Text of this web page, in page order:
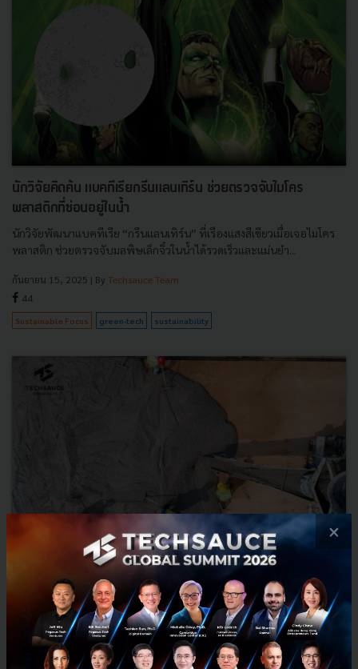
นักวิจัยคิดค้น แบคทีเรียกรีนแลนเทิร์น ช่วยตรวจจับไมโคร
พลาสติกที่ซ่อนอยู่ในน้ำ
นักวิจัยพัฒนาแบคทีเรีย “กรีนแลนเทิร์น” ที่เรืองแสงสีเขียวเมื่อเจอไมโคร
พลาสติก ช่วยตรวจจับมลพิษเล็กจิ๋วในน้ำได้รวดเร็วและแม่นยำ...
กันยายน 15, 2025 | By Techsauce Team
44
Sustainable Focus green-tech sustainability
นักวิจัยสร้าง ‘ซีเมนต์มีชีวิต’ เก็บไฟฟ้า ฟื้นสภาพได้ เปลี่ยนตึก
ธรรมดาเป็นแบตเตอรี่
มันคือซีเมนต์ยุคใหม่ที่เกิดจากการนำแบคทีเรียชนิดพิเศษที่สามารถปล่อย
×